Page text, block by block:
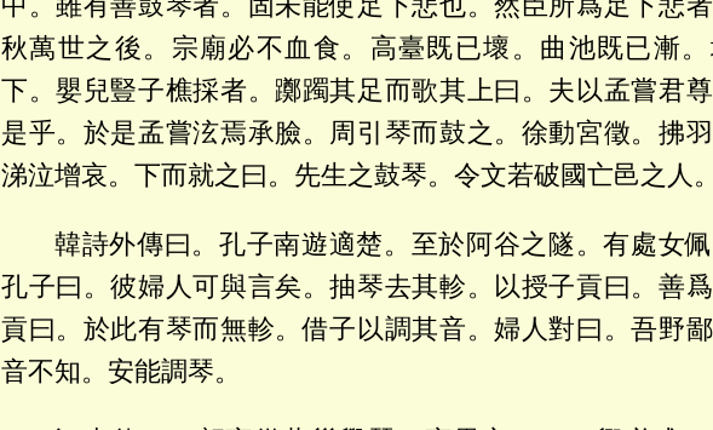
秋萬世之後。宗廟必不血食。高臺既已壞。曲池既已漸
下。嬰兒豎子樵採者。躑躅其足而歌其上曰。夫以孟嘗君
是乎。於是孟嘗泫焉承臉。周引琴而鼓之。徐動宮徵。拂
涕泣增哀。下而就之曰。先生之鼓琴。令文若破國亡邑之人。
韓詩外傳曰。孔子南遊適楚。至於阿谷之隧。有處女佩
孔子曰。彼婦人可與言矣。抽琴去其軫。以授子貢曰。善
貢曰。於此有琴而無軫。借子以調其音。婦人對曰。吾野
音不知。安能調琴。